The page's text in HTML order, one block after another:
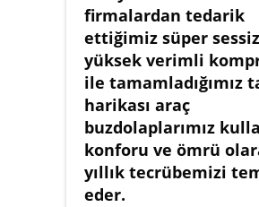
firmalardan tedarik
ettiğimiz süper
yüksek verimli
ile tamamladığımız
harikası araç
buzdolaplarımız
konforu ve ömrü
yıllık tecrübemizi
eder.